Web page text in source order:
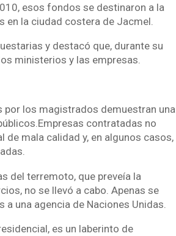
esos fondos se destinaron a la
la ciudad costera de Jacmel.
y destacó que, durante su
ministerios y las empresas.
los magistrados demuestran una
contratadas no
mala calidad y, en algunos casos,
del terremoto, que preveía la
no se llevó a cabo. Apenas se
una agencia de Naciones Unidas.
es un laberinto de